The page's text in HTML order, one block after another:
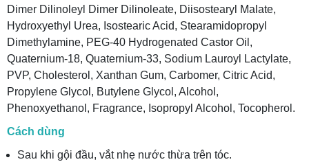
Dimer Dilinoleyl Dimer Dilinoleate, Diisostearyl Malate,
Hydroxyethyl Urea, Isostearic Acid, Stearamidopropyl
Dimethylamine, PEG-40 Hydrogenated Castor Oil,
Quaternium-18, Quaternium-33, Sodium Lauroyl Lactylate,
PVP, Cholesterol, Xanthan Gum, Carbomer, Citric Acid,
Propylene Glycol, Butylene Glycol, Alcohol,
Phenoxyethanol, Fragrance, Isopropyl Alcohol, Tocopherol.
Cách dùng
Sau khi gội đầu, vắt nhẹ nước thừa trên tóc.